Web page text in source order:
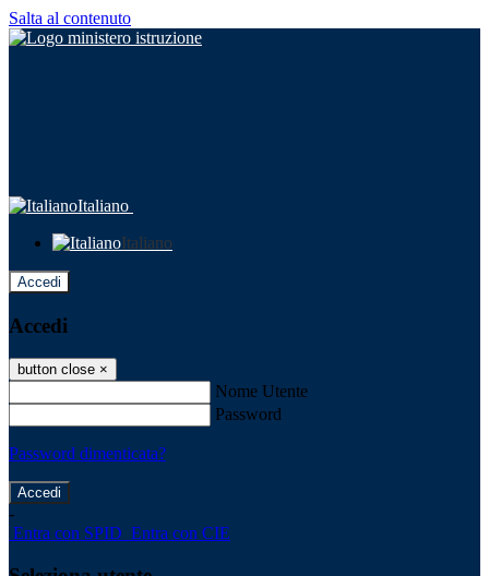
Salta al contenuto
Italiano
Italiano
Accedi
Accedi
button close ×
Nome Utente
Password
Password dimenticata?
-
Entra con SPID Entra con CIE